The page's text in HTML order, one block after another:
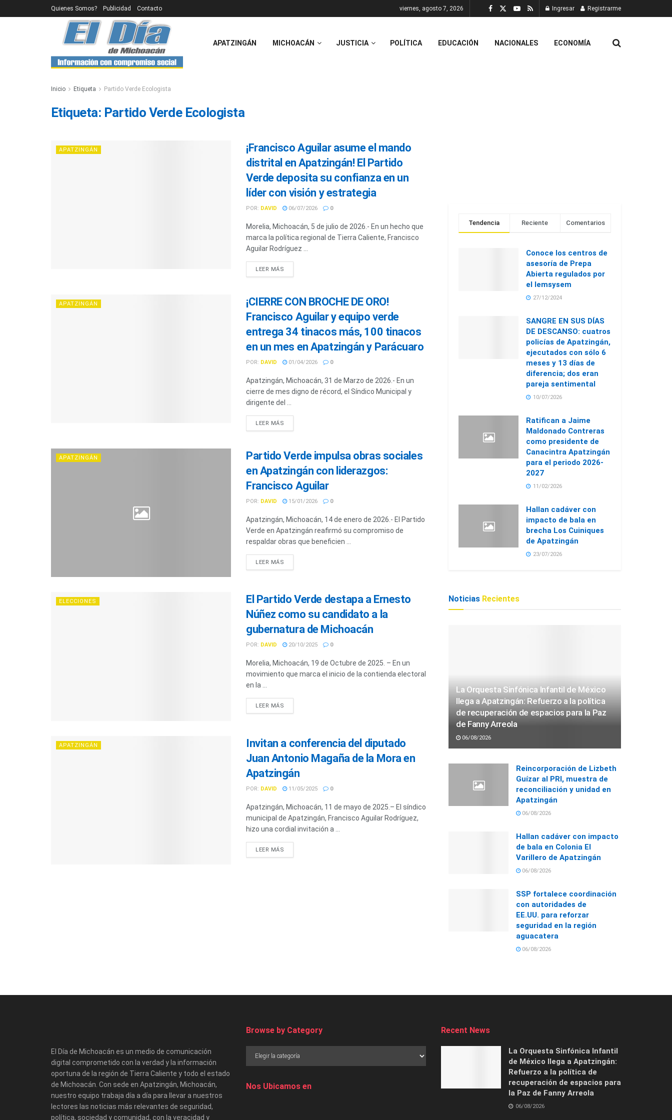
Quienes Somos? Publicidad Contacto viernes, agosto 7, 2026 Ingresar Registrarme
APATZINGÁN MICHOACÁN JUSTICIA POLÍTICA EDUCACIÓN NACIONALES ECONOMÍA
Inicio Etiqueta Partido Verde Ecologista
Etiqueta: Partido Verde Ecologista
APATZINGÁN
¡Francisco Aguilar asume el mando
distrital en Apatzingán! El Partido
Verde deposita su confianza en un
líder con visión y estrategia
POR: DAVID 06/07/2026 0
Morelia, Michoacán, 5 de julio de 2026.- En un hecho que
marca la política regional de Tierra Caliente, Francisco
Aguilar Rodríguez ...
LEER MÁS
APATZINGÁN
¡CIERRE CON BROCHE DE ORO!
Francisco Aguilar y equipo verde
entrega 34 tinacos más, 100 tinacos
en un mes en Apatzingán y Parácuaro
POR: DAVID 01/04/2026 0
Apatzingán, Michoacán, 31 de Marzo de 2026.- En un
cierre de mes digno de récord, el Síndico Municipal y
dirigente del ...
LEER MÁS
APATZINGÁN
Partido Verde impulsa obras sociales
en Apatzingán con liderazgos:
Francisco Aguilar
POR: DAVID 15/01/2026 0
Apatzingán, Michoacán, 14 de enero de 2026.- El Partido
Verde en Apatzingán reafirmó su compromiso de
respaldar obras que beneficien ...
LEER MÁS
ELECCIONES
El Partido Verde destapa a Ernesto
Núñez como su candidato a la
gubernatura de Michoacán
POR: DAVID 20/10/2025 0
Morelia, Michoacán, 19 de Octubre de 2025. – En un
movimiento que marca el inicio de la contienda electoral
en la ...
LEER MÁS
APATZINGÁN
Invitan a conferencia del diputado
Juan Antonio Magaña de la Mora en
Apatzingán
POR: DAVID 11/05/2025 0
Apatzingán, Michoacán, 11 de mayo de 2025.– El síndico
municipal de Apatzingán, Francisco Aguilar Rodríguez,
hizo una cordial invitación a ...
LEER MÁS
Tendencia Reciente Comentarios
Conoce los centros de
asesoría de Prepa
Abierta regulados por
el Iemsysem
27/12/2024
SANGRE EN SUS DÍAS
DE DESCANSO: cuatros
policías de Apatzingán,
ejecutados con sólo 6
meses y 13 días de
diferencia; dos eran
pareja sentimental
10/07/2026
Ratifican a Jaime
Maldonado Contreras
como presidente de
Canacintra Apatzingán
para el periodo 2026-
2027
11/02/2026
Hallan cadáver con
impacto de bala en
brecha Los Cuiniques
de Apatzingán
23/07/2026
Noticias Recientes
La Orquesta Sinfónica Infantil de México
llega a Apatzingán: Refuerzo a la política
de recuperación de espacios para la Paz
de Fanny Arreola
06/08/2026
Reincorporación de Lizbeth
Guízar al PRI, muestra de
reconciliación y unidad en
Apatzingán
06/08/2026
Hallan cadáver con impacto
de bala en Colonia El
Varillero de Apatzingán
06/08/2026
SSP fortalece coordinación
con autoridades de
EE.UU. para reforzar
seguridad en la región
aguacatera
06/08/2026
El Día de Michoacán es un medio de comunicación
digital comprometido con la verdad y la información
oportuna de la región de Tierra Caliente y todo el estado
de Michoacán. Con sede en Apatzingán, Michoacán,
nuestro equipo trabaja día a día para llevar a nuestros
lectores las noticias más relevantes de seguridad,
política, sociedad y comunidad, con la veracidad y
Browse by Category
Nos Ubicamos en
Recent News
La Orquesta Sinfónica Infantil
de México llega a Apatzingán:
Refuerzo a la política de
recuperación de espacios para
la Paz de Fanny Arreola
06/08/2026